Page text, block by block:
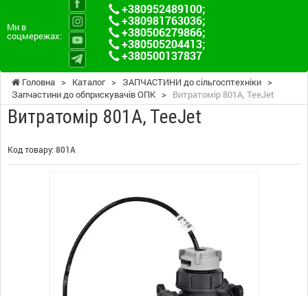
Ми в
соцмережах:
+380952489100;
+380981763036;
+380506279866;
+380505204413;
+380500137837
Головна > Каталог > ЗАПЧАСТИНИ до сільгосптехніки >
Запчастини до обприскувачів ОПК > Витратомір 801A, TeeJet
Витратомір 801A, TeeJet
Код товару: 801A